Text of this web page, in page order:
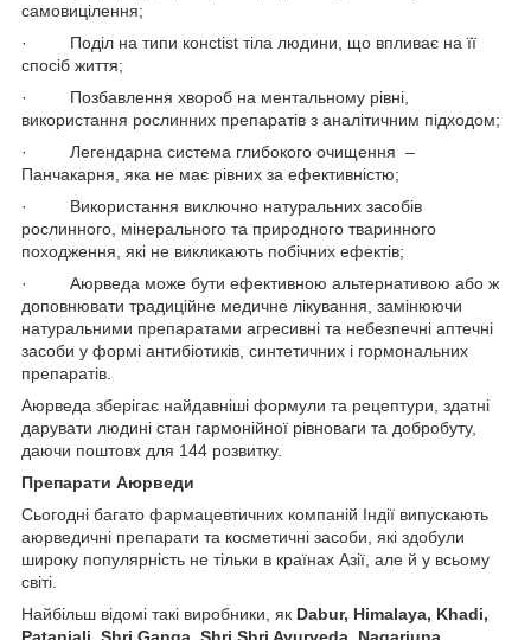
самовицілення;
· Поділ на типи консtist тіла людини, що впливає на її
спосіб життя;
· Позбавлення хвороб на ментальному рівні,
використання рослинних препаратів з аналітичним підходом;
· Легендарна система глибокого очищення –
Панчакарня, яка не має рівних за ефективністю;
· Використання виключно натуральних засобів
рослинного, мінерального та природного тваринного
походження, які не викликають побічних ефектів;
· Аюрведа може бути ефективною альтернативою або ж
доповнювати традиційне медичне лікування, замінюючи
натуральними препаратами агресивні та небезпечні аптечні
засоби у формі антибіотиків, синтетичних і гормональних
препаратів.
Аюрведа зберігає найдавніші формули та рецептури, здатні
дарувати людині стан гармонійної рівноваги та добробуту,
даючи поштовх для 144 розвитку.
Препарати Аюрведи
Сьогодні багато фармацевтичних компаній Індії випускають
аюрведичні препарати та косметичні засоби, які здобули
широку популярність не тільки в країнах Азії, але й у всьому
світі.
Найбільш відомі такі виробники, як Dabur, Himalaya, Khadi,